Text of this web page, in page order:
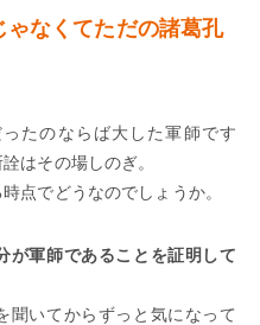
ゃなくてただの諸葛孔
たのならば大した軍師です
はその場しのぎ。
点でどうなのでしょうか。
が軍師であることを証明して
聞いてからずっと気になって